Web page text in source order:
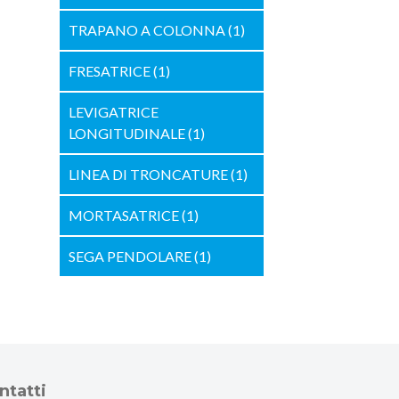
TRAPANO A COLONNA(1)
FRESATRICE(1)
LEVIGATRICE
LONGITUDINALE(1)
LINEA DI TRONCATURE(1)
MORTASATRICE(1)
SEGA PENDOLARE(1)